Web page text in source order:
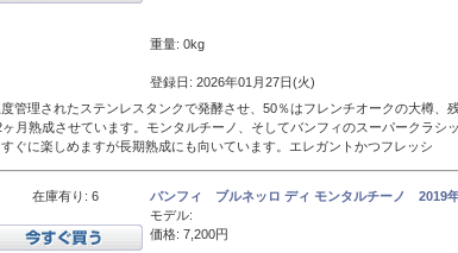
重量: 0kg
登録日: 2026年01月27日(火)
管理されたステンレスタンクで発酵させ、50％はフレンチオークの大樽、
ヶ月熟成させています。モンタルチーノ、そしてバンフィのスーパークラシ
ぐに楽しめますが長期熟成にも向いています。エレガントかつフレッシ
在庫有り: 6
バンフィ ブルネッロ ディ モンタルチーノ 2019
モデル:
価格: 7,200円